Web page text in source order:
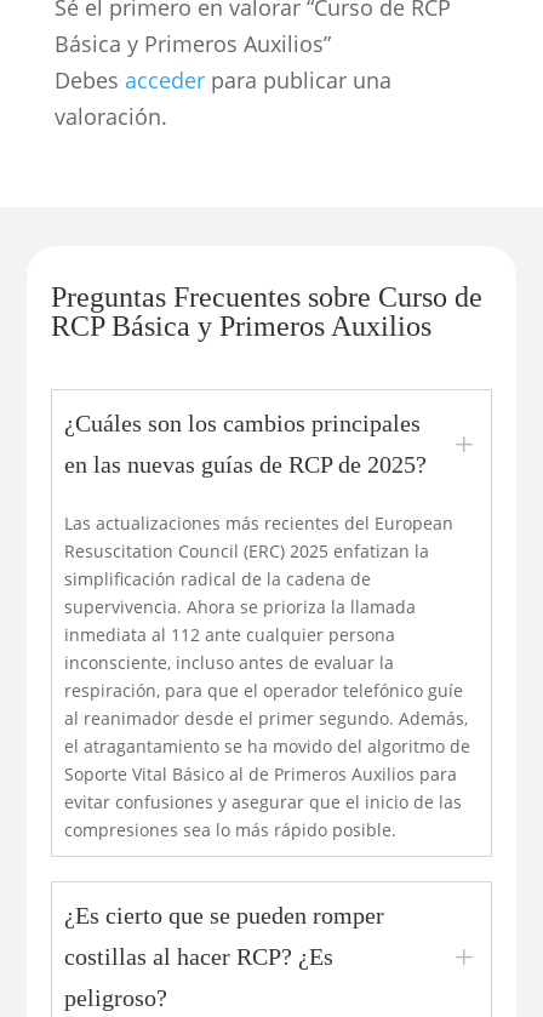
Sé el primero en valorar “Curso de RCP
Básica y Primeros Auxilios”
Debes accederpara publicar una
valoración.
Preguntas Frecuentes sobre Curso de
RCP Básica y Primeros Auxilios
¿Cuáles son los cambios principales
en las nuevas guías de RCP de 2025?
L
Las actualizaciones más recientes del European
Resuscitation Council (ERC) 2025 enfatizan la
simplificación radical de la cadena de
supervivencia. Ahora se prioriza la llamada
inmediata al 112 ante cualquier persona
inconsciente, incluso antes de evaluar la
respiración, para que el operador telefónico guíe
al reanimador desde el primer segundo. Además,
el atragantamiento se ha movido del algoritmo de
Soporte Vital Básico al de Primeros Auxilios para
evitar confusiones y asegurar que el inicio de las
compresiones sea lo más rápido posible.
¿Es cierto que se pueden romper
costillas al hacer RCP? ¿Es
peligroso?
L